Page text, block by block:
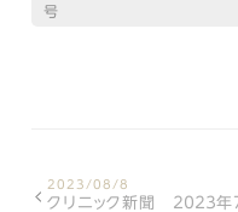
号
2023/08/8
クリニック新聞 ２０２３年